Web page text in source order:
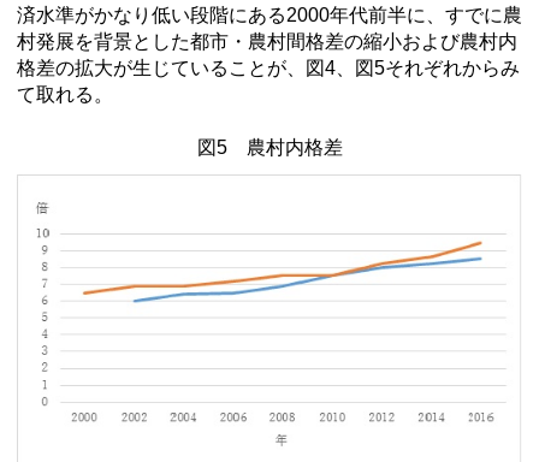
済水準がかなり低い段階にある2000年代前半に、すでに農
村発展を背景とした都市・農村間格差の縮小および農村内
格差の拡大が生じていることが、図4、図5それぞれからみ
て取れる。
図5 農村内格差